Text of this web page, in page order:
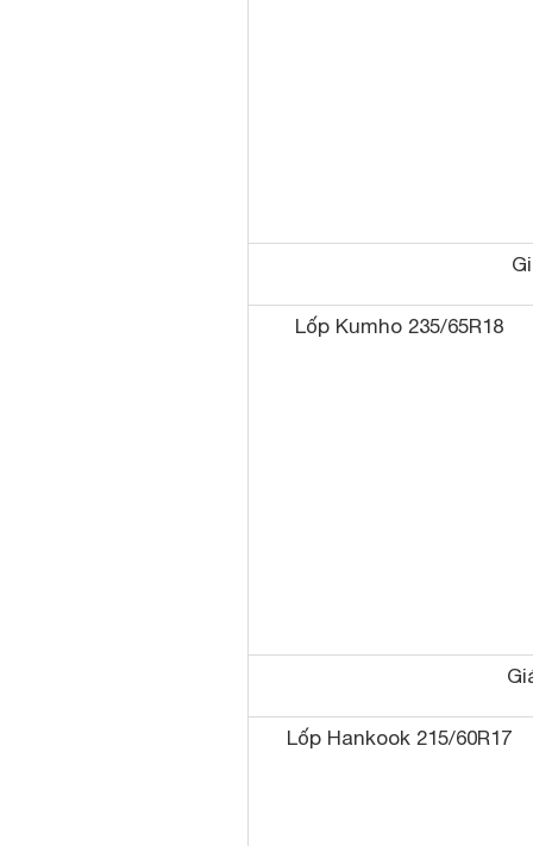
Lốp Kumho 235/65R18
Lốp Hankook 215/60R17